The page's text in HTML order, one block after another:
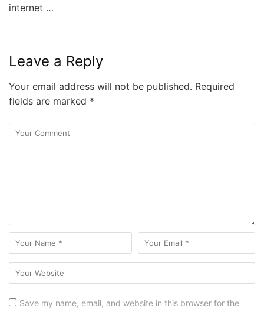
internet …
Leave a Reply
Your email address will not be published. Required
fields are marked *
Save my name, email, and website in this browser for the